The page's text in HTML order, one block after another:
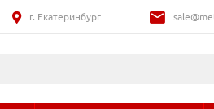
г. Екатеринбург